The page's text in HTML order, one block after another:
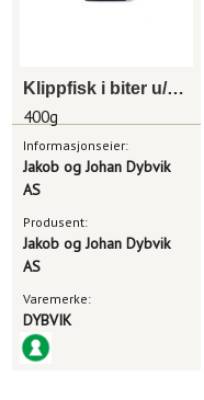
Klippfisk i biter u/skinn og ben 400g dybvik
400g
Informasjonseier:
Jakob og Johan Dybvik
AS
Produsent:
Jakob og Johan Dybvik
AS
Varemerke:
DYBVIK